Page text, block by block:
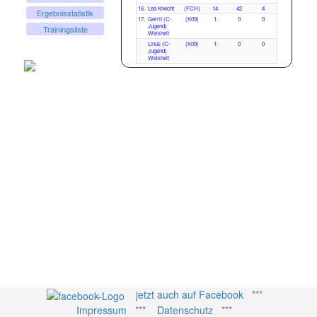
Ergebnisstatistik
Trainingsliste
16. Leo Knecht (FCH) 14 42
4
17. Gerrit (C-
Jugend)
Weisheit
(K09) 1 0 0
Linus (C-
Jugend)
Weisheit
(K09) 1 0 0
jetzt auch auf Facebook***
Impressum *** Datenschutz ***